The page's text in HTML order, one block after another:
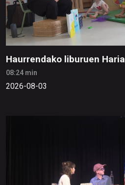
Haurrendako liburuen Haria
08:24 min
2026-08-03